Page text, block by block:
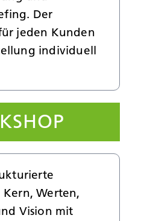
Der
jeden Kunden
individuell
Werten,
Vision mit